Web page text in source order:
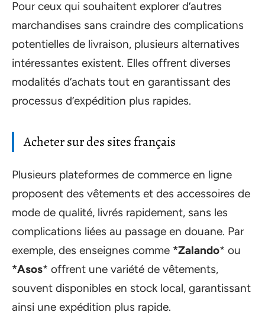
Pour ceux qui souhaitent explorer d’autres
marchandises sans craindre des complications
potentielles de livraison, plusieurs alternatives
intéressantes existent. Elles offrent diverses
modalités d’achats tout en garantissant des
processus d’expédition plus rapides.
Acheter sur des sites français
Plusieurs plateformes de commerce en ligne
proposent des vêtements et des accessoires de
mode de qualité, livrés rapidement, sans les
complications liées au passage en douane. Par
exemple, des enseignes comme *Zalando* ou
*Asos* offrent une variété de vêtements,
souvent disponibles en stock local, garantissant
ainsi une expédition plus rapide.